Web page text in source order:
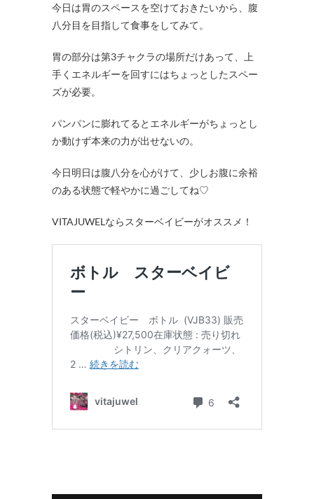
今日は胃のスペースを空けておきたいから、腹
八分目を目指して食事をしてみて。
胃の部分は第3チャクラの場所だけあって、上
手くエネルギーを回すにはちょっとしたスペー
ズが必要。
パンパンに膨れてるとエネルギーがちょっとし
か動けず本来の力が出せないの。
今日明日は腹八分を心がけて、少しお腹に余裕
のある状態で軽やかに過ごしてね♡
VITAJUWELならスターベイビーがオススメ！